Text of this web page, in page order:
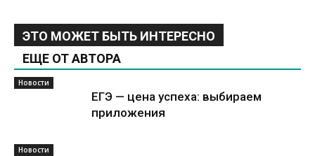
ЭТО МОЖЕТ БЫТЬ ИНТЕРЕСНО
ЕЩЕ ОТ АВТОРА
Новости
ЕГЭ — цена успеха: выбираем
приложения
Новости